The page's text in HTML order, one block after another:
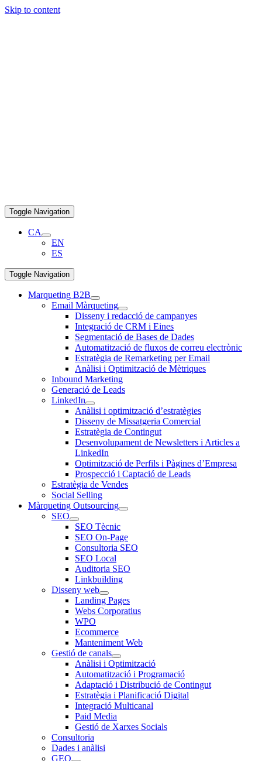
Skip to content
Toggle Navigation
CA
EN
ES
Toggle Navigation
Marqueting B2B
Email Màrqueting
Disseny i redacció de campanyes
Integració de CRM i Eines
Segmentació de Bases de Dades
Automatització de fluxos de correu electrònic
Estratègia de Remarketing per Email
Anàlisi i Optimització de Mètriques
Inbound Marketing
Generació de Leads
LinkedIn
Anàlisi i optimització d’estratègies
Disseny de Missatgeria Comercial
Estratègia de Contingut
Desenvolupament de Newsletters i Articles a
LinkedIn
Optimització de Perfils i Pàgines d’Empresa
Prospecció i Captació de Leads
Estratègia de Vendes
Social Selling
Màrqueting Outsourcing
SEO
SEO Tècnic
SEO On-Page
Consultoria SEO
SEO Local
Auditoria SEO
Linkbuilding
Disseny web
Landing Pages
Webs Corporatius
WPO
Ecommerce
Manteniment Web
Gestió de canals
Anàlisi i Optimització
Automatització i Programació
Adaptació i Distribució de Contingut
Estratègia i Planificació Digital
Integració Multicanal
Paid Media
Gestió de Xarxes Socials
Consultoria
Dades i anàlisi
GEO